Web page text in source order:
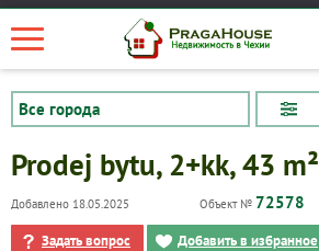
Prodej bytu, 2+kk, 43 m²
Добавлено 18.05.2025 Объект № 72578
Задать вопрос Добавить в избранное